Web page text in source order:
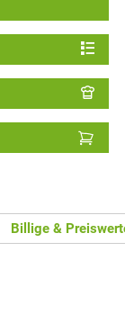
Billige &